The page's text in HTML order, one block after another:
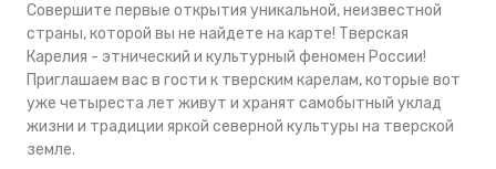
Совершите первые открытия уникальной, неизвестной
страны, которой вы не найдете на карте! Тверская
Карелия - этнический и культурный феномен России!
Приглашаем вас в гости к тверским карелам, которые вот
уже четыреста лет живут и хранят самобытный уклад
жизни и традиции яркой северной культуры на тверской
земле.